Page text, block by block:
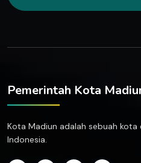
Pemerintah Kota
Kota Madiun adalah sebuah kota
Indonesia.